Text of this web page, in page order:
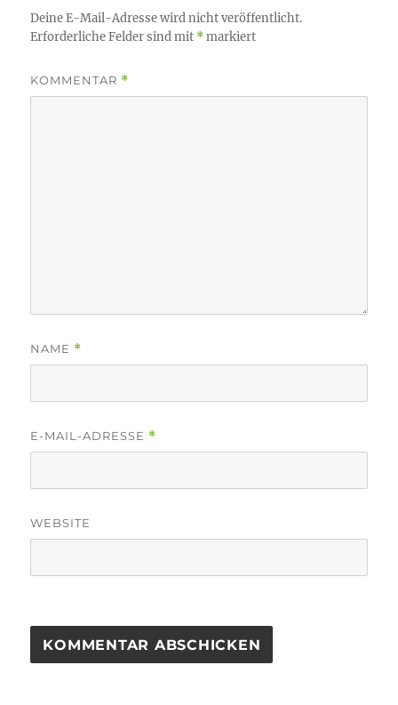
Deine E-Mail-Adresse wird nicht veröffentlicht.
Erforderliche Felder sind mit *markiert
KOMMENTAR *
NAME *
E-MAIL-ADRESSE *
WEBSITE